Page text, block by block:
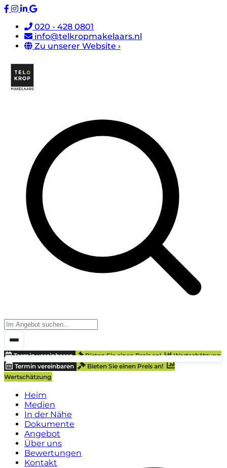
020 - 428 0801
info@telkropmakelaars.nl
Zu unserer Website ›
Termin vereinbaren Bieten Sie einen Preis an!
Wertschätzung
Termin vereinbaren
Bieten Sie einen Preis an!
Wertschätzung
Heim
Medien
In der Nähe
Dokumente
Angebot
Über uns
Bewertungen
Kontakt